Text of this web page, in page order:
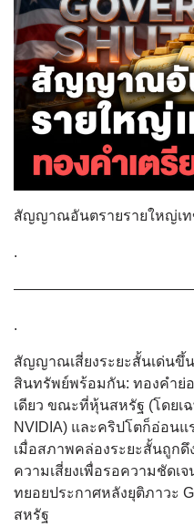
สัญญาณอันตรายรายใหญ่เท
.
.
สัญญาณเสี่ยงระยะสั้นเด่นขึ้น
สินทรัพย์พร้อมกัน: ทองคำย่
เดียว ขณะที่หุ้นสหรัฐ (โดยเ
NVIDIA) และคริปโตก็อ่อน
เมื่อสภาพคล่องระยะสั้นถูกดึ
ความเสี่ยงเพื่อรอความชัดเ
ทยอยประกาศหลังยุติภาวะ
สหรัฐ